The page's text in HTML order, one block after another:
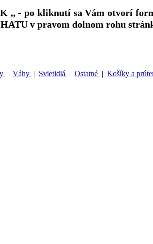
,, - po kliknutí sa Vám otvorí
v pravom dolnom rohu
| Váhy | Svietidlá | Ostatné | Košíky a